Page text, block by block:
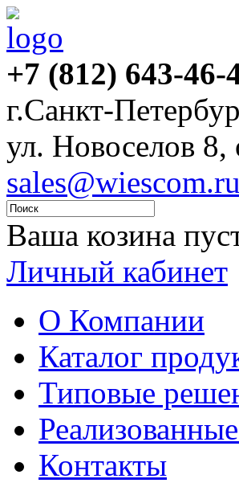
+7 (812) 643-46-
г.Санкт-
ул. Новоселов 8,
sales@wiescom.ru
Ваша козина
Личный кабинет
О Компании
Каталог
Типовые
Контакты